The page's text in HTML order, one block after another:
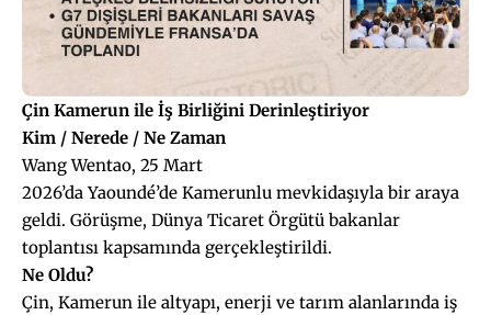
Çin Kamerun ile İş Birliğini Derinleştiriyor
Kim / Nerede / Ne Zaman
Wang Wentao, 25 Mart
2026’da Yaoundé’de Kamerunlu mevkidaşıyla bir araya
geldi. Görüşme, Dünya Ticaret Örgütü bakanlar
toplantısı kapsamında gerçekleştirildi.
Ne Oldu?
Çin, Kamerun ile altyapı, enerji ve tarım alanlarında iş